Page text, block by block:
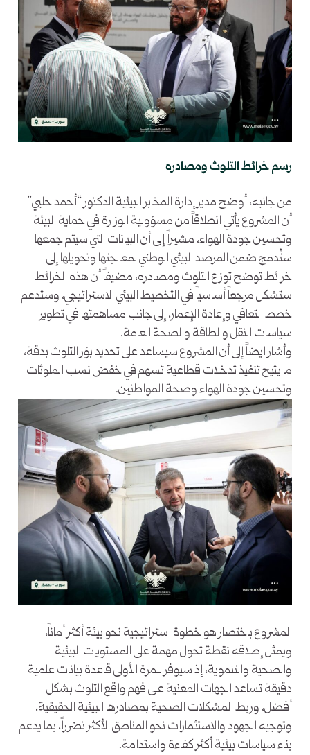
رسم خرائط التلوث ومصادره
من جانبه، أوضح مدير إدارة المخابر البيئية الدكتور “أحمد حلبي”
أن المشروع يأتي انطلاقاً من مسؤولية الوزارة في حماية البيئة
وتحسين جودة الهواء، مشيراً إلى أن البيانات التي سيتم جمعها
ستُدمج ضمن المرصد البيئي الوطني لمعالجتها وتحويلها إلى
خرائط توضح توزع التلوث ومصادره، مضيفاً أن هذه الخرائط
ستشكل مرجعاً أساسياً في التخطيط البيئي الاستراتيجي، وستدعم
خطط التعافي وإعادة الإعمار، إلى جانب مساهمتها في تطوير
سياسات النقل والطاقة والصحة العامة.
وأشار ايضاً إلى أن المشروع سيساعد على تحديد بؤر التلوث بدقة،
ما يتيح تنفيذ تدخلات قطاعية تسهم في خفض نسب الملوثات
وتحسين جودة الهواء وصحة المواطنين.
المشروع باختصار هو خطوة استراتيجية نحو بيئة أكثر أماناً،
ويمثل إطلاقه نقطة تحول مهمة على المستويات البيئية
والصحية والتنموية، إذ سيوفر للمرة الأولى قاعدة بيانات علمية
دقيقة تساعد الجهات المعنية على فهم واقع التلوث بشكل
أفضل، وربط المشكلات الصحية بمصادرها البيئية الحقيقية،
وتوجيه الجهود والاستثمارات نحو المناطق الأكثر تضرراً، بما يدعم
بناء سياسات بيئية أكثر كفاءة واستدامة.